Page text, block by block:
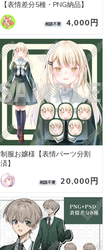
【表情差分5種・PNG納品】
相談不要 4,000円
制服お嬢様【表情パーツ分割
済】
相談不要 20,000円